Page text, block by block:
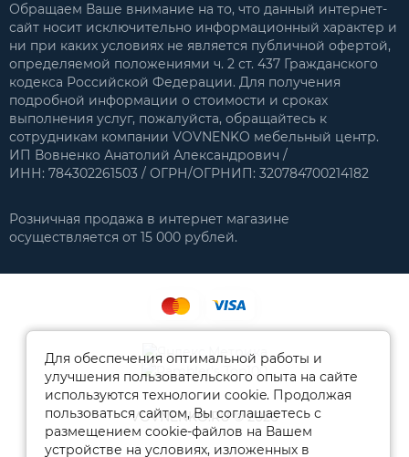
Обращаем Ваше внимание на то, что данный интернет-
сайт носит исключительно информационный характер и
ни при каких условиях не является публичной офертой,
определяемой положениями ч. 2 ст. 437 Гражданского
кодекса Российской Федерации. Для получения
подробной информации о стоимости и сроках
выполнения услуг, пожалуйста, обращайтесь к
сотрудникам компании VOVNENKO мебельный центр.
ИП Вовненко Анатолий Александрович /
ИНН: 784302261503 / ОГРН/ОГРНИП: 320784700214182
Розничная продажа в интернет магазине
осуществляется от 15 000 рублей.
VOVNENKO.RU © 2026
Для обеспечения оптимальной работы и
улучшения пользовательского опыта на сайте
используются технологии cookie. Продолжая
пользоваться сайтом, Вы соглашаетесь с
размещением cookie-файлов на Вашем
устройстве на условиях, изложенных в